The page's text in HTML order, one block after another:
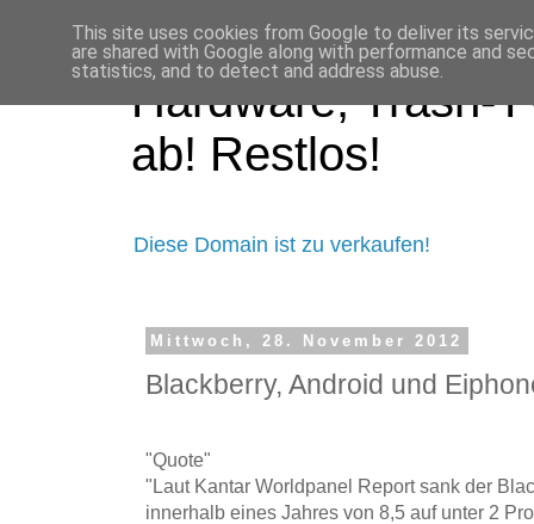
Hardware, Trash-
ab! Restlos!
Diese Domain ist zu verkaufen!
Mittwoch, 28. November 2012
Blackberry, Android und
"Quote"
"Laut Kantar Worldpanel Report sank der
innerhalb eines Jahres von 8,5 auf unter 2
This site uses cookies from Google to deliver its
are shared with Google along with performance and
statistics, and to detect and address abuse.